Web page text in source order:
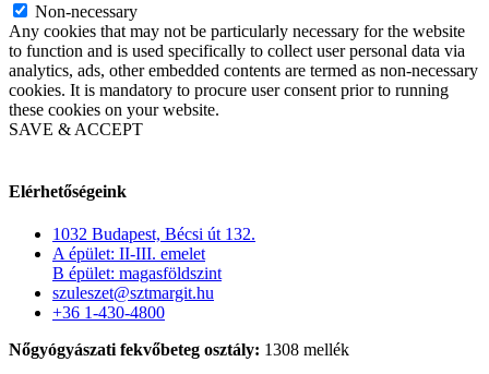
Non-necessary
Any cookies that may not be particularly necessary for the website
to function and is used specifically to collect user personal data via
analytics, ads, other embedded contents are termed as non-necessary
cookies. It is mandatory to procure user consent prior to running
these cookies on your website.
SAVE & ACCEPT
Elérhetőségeink
1032 Budapest, Bécsi út 132.
A épület: II-III. emelet
B épület: magasföldszint
szuleszet@sztmargit.hu
+36 1-430-4800
Nőgyógyászati fekvőbeteg osztály: 1308 mellék